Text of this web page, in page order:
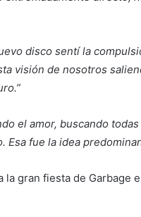
disco sentí la
visión de nosotros
el amor, buscando
Esa fue la idea
la gran fiesta de Garbage